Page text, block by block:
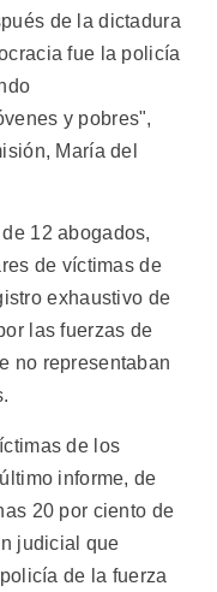
de la dictadura
fue la policía
y pobres",
María del
12 abogados,
de víctimas de
exhaustivo de
las fuerzas de
no representaban
de los
informe, de
20 por ciento de
judicial que
de la fuerza